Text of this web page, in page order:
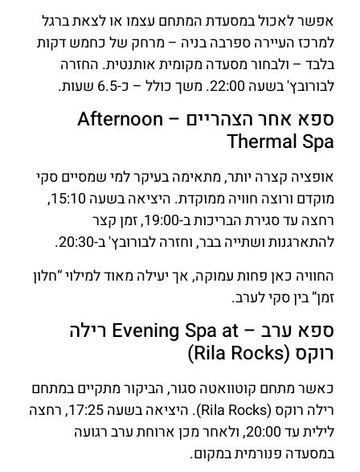
אפשר לאכול במסעדת המתחם עצמו או לצאת ברגל
למרכז העיירה ספרבה בניה – מרחק של כחמש דקות
בלבד – ולבחור מסעדה מקומית אותנטית. החזרה
לבורובץ' בשעה 22:00. משך כולל – כ-6.5 שעות.
ספא אחר הצהריים – Afternoon
Thermal Spa
אופציה קצרה יותר, מתאימה בעיקר למי שמסיים סקי
מוקדם ורוצה חוויה ממוקדת. היציאה בשעה 15:10,
רחצה עד סגירת הבריכות ב-19:00, זמן קצר
להתארגנות ושתייה בבר, וחזרה לבורובץ' ב-20:30.
החוויה כאן פחות עמוקה, אך יעילה מאוד למילוי “חלון
זמן” בין סקי לערב.
ספא ערב – Evening Spa at רילה
רוקס (Rila Rocks)
כאשר מתחם קוטוואטה סגור, הביקור מתקיים במתחם
רילה רוקס (Rila Rocks). היציאה בשעה 17:25, רחצה
לילית עד 20:00, ולאחר מכן ארוחת ערב רגועה
במסעדה פנורמית במקום.